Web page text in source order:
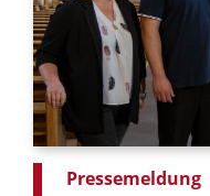
Pressemeldung